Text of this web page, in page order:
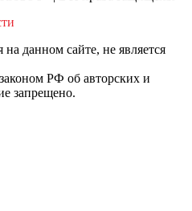
данном сайте, не является
РФ об авторских и
запрещено.